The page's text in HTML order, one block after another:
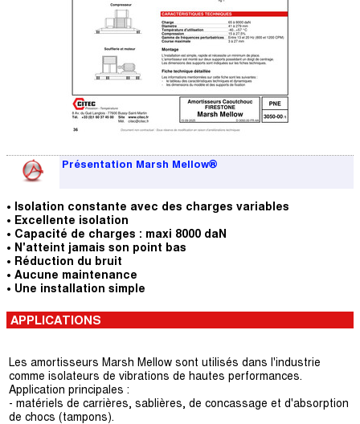
Présentation Marsh Mellow®
• Isolation constante avec des charges variables
• Excellente isolation
• Capacité de charges : maxi 8000 daN
• N'atteint jamais son point bas
• Réduction du bruit
• Aucune maintenance
• Une installation simple
APPLICATIONS
Les amortisseurs Marsh Mellow sont utilisés dans l'industrie
comme isolateurs de vibrations de hautes performances.
Application principales :
- matériels de carrières, sablières, de concassage et d'absorption
de chocs (tampons).